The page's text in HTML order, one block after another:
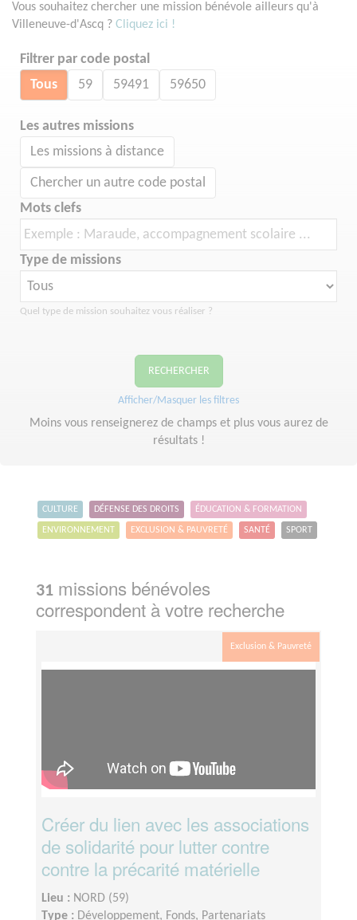
Vous souhaitez chercher une mission bénévole ailleurs qu'à
Villeneuve-d'Ascq ? Cliquez ici !
Filtrer par code postal
Tous 59 59491 59650
Les autres missions
Les missions à distance
Chercher un autre code postal
Mots clefs
Type de missions
Quel type de mission souhaitez vous réaliser ?
RECHERCHER
Afficher/Masquer les filtres
Moins vous renseignerez de champs et plus vous aurez de
résultats !
CULTURE DÉFENSE DES DROITS ÉDUCATION & FORMATION
ENVIRONNEMENT EXCLUSION & PAUVRETÉ SANTÉ SPORT
31 missions bénévoles
correspondent à votre recherche
Exclusion & Pauvreté
Créer du lien avec les associations
de solidarité pour lutter contre
contre la précarité matérielle
Lieu : NORD (59)
Type : Développement, Fonds, Partenariats